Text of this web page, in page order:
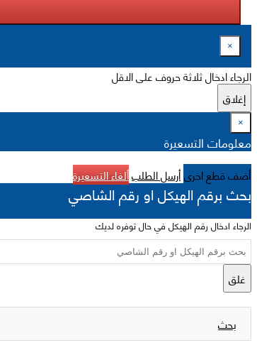
×
الرجاء ادخال ثلاثة حروف على الاقل
إغلاق
×
معلومات التسعيرة
أضف قطع اخرىأرسل الطلبألغاء التسعيرة
بحث برقم الهيكل او رقم الشاصي
الرجاء ادخال رقم الهيكل في حال توفره لديك
غلق
بحث